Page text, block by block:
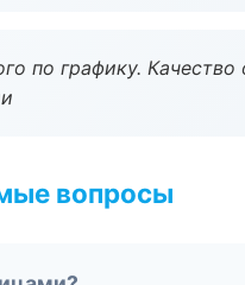
по графику.
вопросы